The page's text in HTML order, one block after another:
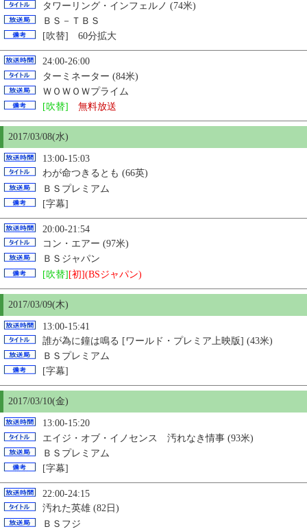
タワーリング・インフェルノ (74米)
ＢＳ－ＴＢＳ
[吹替] 60分拡大
24:00-26:00
ターミネーター (84米)
ＷＯＷＯＷプライム
[吹替]
無料放送
2017/03/08(水)
13:00-15:03
わが命つきるとも (66英)
ＢＳプレミアム
[字幕]
20:00-21:54
コン・エアー (97米)
ＢＳジャパン
[吹替][初](BSジャパン)
2017/03/09(木)
13:00-15:41
誰が為に鐘は鳴る [ワールド・プレミア上映版] (43米)
ＢＳプレミアム
[字幕]
2017/03/10(金)
13:00-15:20
エイジ・オブ・イノセンス 汚れなき情事 (93米)
ＢＳプレミアム
[字幕]
22:00-24:15
汚れた英雄 (82日)
ＢＳフジ